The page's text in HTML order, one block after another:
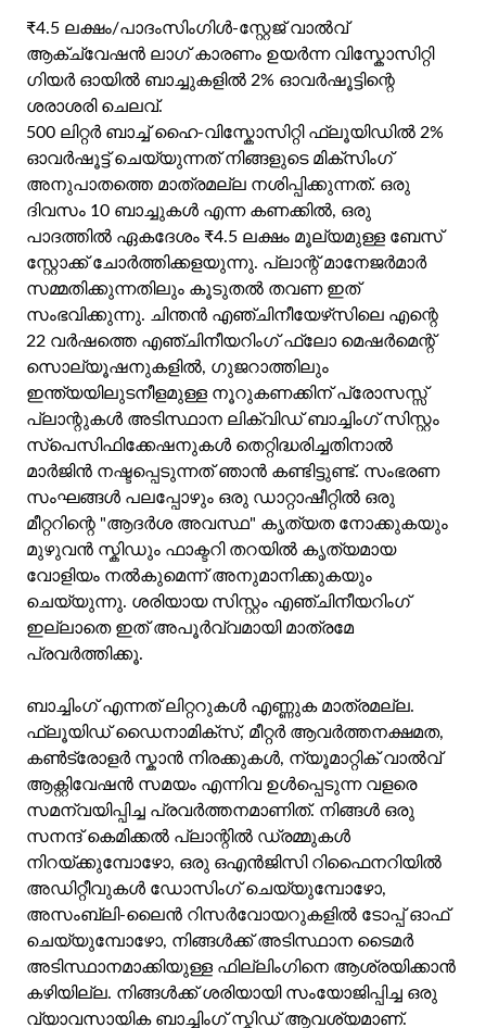
₹4.5 ലക്ഷം/പാദംസിംഗിൾ-സ്റ്റേജ് വാൽവ്
ആക്ച്വേഷൻ ലാഗ് കാരണം ഉയർന്ന വിസ്കോസിറ്റി
ഗിയർ ഓയിൽ ബാച്ചുകളിൽ 2% ഓവർഷൂട്ടിന്റെ
ശരാശരി ചെലവ്.
500 ലിറ്റർ ബാച്ച് ഹൈ-വിസ്കോസിറ്റി ഫ്ലൂയിഡിൽ 2%
ഓവർഷൂട്ട് ചെയ്യുന്നത് നിങ്ങളുടെ മിക്സിംഗ്
അനുപാതത്തെ മാത്രമല്ല നശിപ്പിക്കുന്നത്. ഒരു
ദിവസം 10 ബാച്ചുകൾ എന്ന കണക്കിൽ, ഒരു
പാദത്തിൽ ഏകദേശം ₹4.5 ലക്ഷം മൂല്യമുള്ള ബേസ്
സ്റ്റോക്ക് ചോർത്തിക്കളയുന്നു. പ്ലാന്റ് മാനേജർമാർ
സമ്മതിക്കുന്നതിലും കൂടുതൽ തവണ ഇത്
സംഭവിക്കുന്നു. ചിന്തൻ എഞ്ചിനീയേഴ്‌സിലെ എന്റെ
22 വർഷത്തെ എഞ്ചിനീയറിംഗ് ഫ്ലോ മെഷർമെന്റ്
സൊല്യൂഷനുകളിൽ, ഗുജറാത്തിലും
ഇന്ത്യയിലുടനീളമുള്ള നൂറുകണക്കിന് പ്രോസസ്സ്
പ്ലാന്റുകൾ അടിസ്ഥാന ലിക്വിഡ് ബാച്ചിംഗ് സിസ്റ്റം
സ്പെസിഫിക്കേഷനുകൾ തെറ്റിദ്ധരിച്ചതിനാൽ
മാർജിൻ നഷ്ടപ്പെടുന്നത് ഞാൻ കണ്ടിട്ടുണ്ട്. സംഭരണ
സംഘങ്ങൾ പലപ്പോഴും ഒരു ഡാറ്റാഷീറ്റിൽ ഒരു
മീറ്ററിന്റെ "ആദർശ അവസ്ഥ" കൃത്യത നോക്കുകയും
മുഴുവൻ സ്കിഡും ഫാക്ടറി തറയിൽ കൃത്യമായ
വോളിയം നൽകുമെന്ന് അനുമാനിക്കുകയും
ചെയ്യുന്നു. ശരിയായ സിസ്റ്റം എഞ്ചിനീയറിംഗ്
ഇല്ലാതെ ഇത് അപൂർവ്വമായി മാത്രമേ
പ്രവർത്തിക്കൂ.
ബാച്ചിംഗ് എന്നത് ലിറ്ററുകൾ എണ്ണുക മാത്രമല്ല.
ഫ്ലൂയിഡ് ഡൈനാമിക്സ്, മീറ്റർ ആവർത്തനക്ഷമത,
കൺട്രോളർ സ്കാൻ നിരക്കുകൾ, ന്യൂമാറ്റിക് വാൽവ്
ആക്റ്റിവേഷൻ സമയം എന്നിവ ഉൾപ്പെടുന്ന വളരെ
സമന്വയിപ്പിച്ച പ്രവർത്തനമാണിത്. നിങ്ങൾ ഒരു
സനന്ദ് കെമിക്കൽ പ്ലാന്റിൽ ഡ്രമ്മുകൾ
നിറയ്ക്കുമ്പോഴോ, ഒരു ഒഎൻജിസി റിഫൈനറിയിൽ
അഡിറ്റീവുകൾ ഡോസിംഗ് ചെയ്യുമ്പോഴോ,
അസംബ്ലി-ലൈൻ റിസർവോയറുകളിൽ ടോപ്പ് ഓഫ്
ചെയ്യുമ്പോഴോ, നിങ്ങൾക്ക് അടിസ്ഥാന ടൈമർ
അടിസ്ഥാനമാക്കിയുള്ള ഫില്ലിംഗിനെ ആശ്രയിക്കാൻ
കഴിയില്ല. നിങ്ങൾക്ക് ശരിയായി സംയോജിപ്പിച്ച ഒരു
വ്യാവസായിക ബാച്ചിംഗ് സ്കിഡ് ആവശ്യമാണ്.